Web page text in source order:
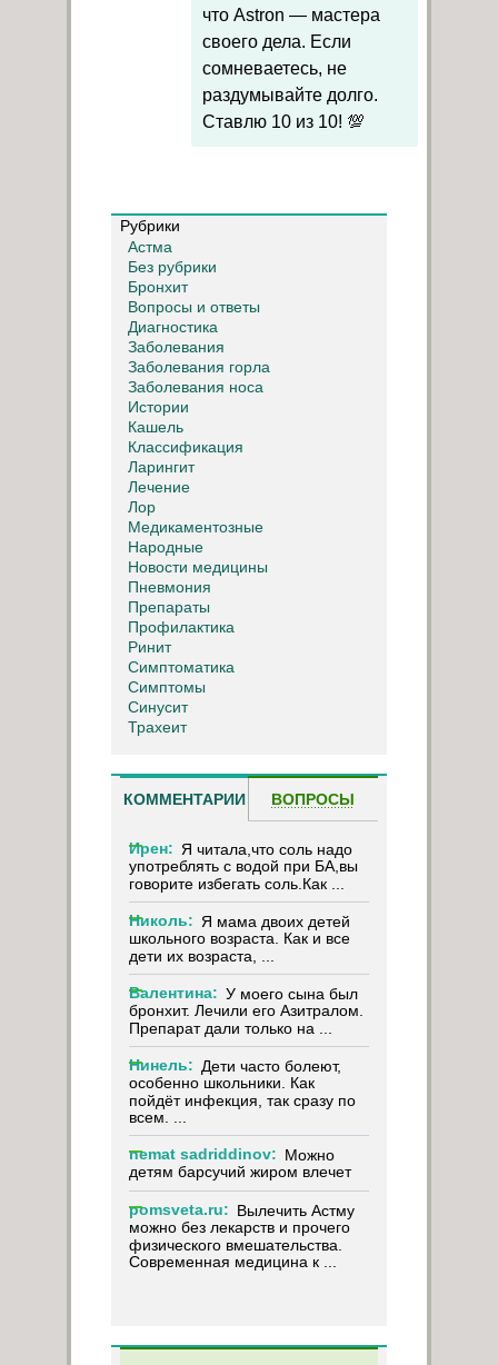
что Astron — мастера
своего дела. Если
сомневаетесь, не
раздумывайте долго.
Ставлю 10 из 10! 💯
Рубрики
Астма
Без рубрики
Бронхит
Вопросы и ответы
Диагностика
Заболевания
Заболевания горла
Заболевания носа
Истории
Кашель
Классификация
Ларингит
Лечение
Лор
Медикаментозные
Народные
Новости медицины
Пневмония
Препараты
Профилактика
Ринит
Симптоматика
Симптомы
Синусит
Трахеит
КОММЕНТАРИИ ВОПРОСЫ
Ирен: Я читала,что соль надо
употреблять с водой при БА,вы
говорите избегать соль.Как ...
Николь: Я мама двоих детей
школьного возраста. Как и все
дети их возраста, ...
Валентина: У моего сына был
бронхит. Лечили его Азитралом.
Препарат дали только на ...
Нинель: Дети часто болеют,
особенно школьники. Как
пойдёт инфекция, так сразу по
всем. ...
nemat sadriddinov: Можно
детям барсучий жиром влечет
pomsveta.ru: Вылечить Астму
можно без лекарств и прочего
физического вмешательства.
Современная медицина к ...